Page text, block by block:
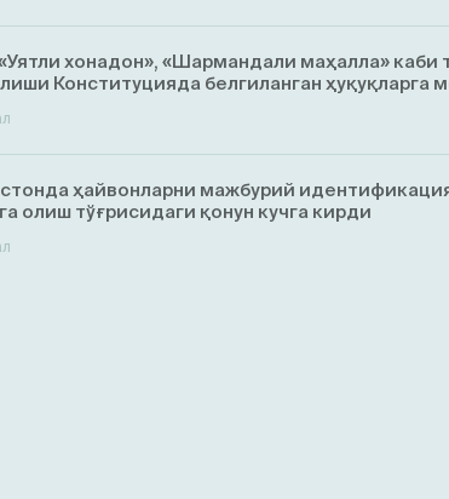
хонадон», «Шармандали маҳалла» каби
Конституцияда белгиланган ҳуқуқларга
ҳайвонларни мажбурий
олиш тўғрисидаги қонун кучга кирди